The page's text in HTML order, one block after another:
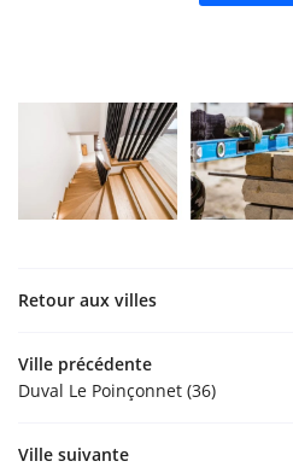
Retour aux villes
Ville précédente
Duval Le Poinçonnet (36)
Ville suivante